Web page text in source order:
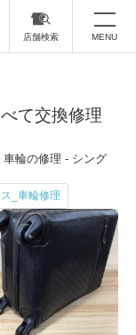
店舗検索 MENU
電池交換
て交換修理
車輪の修理 - シング
_車輪修理